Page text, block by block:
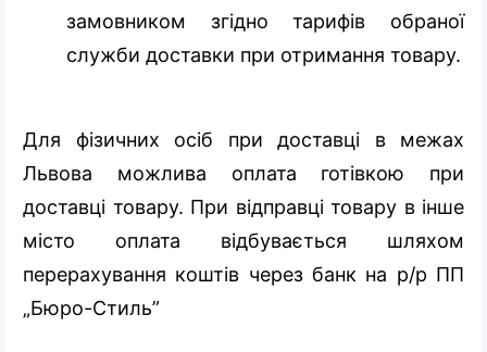
замовником згідно тарифів обраної
служби доставки при отримання товару.
Для фізичних осіб при доставці в межах
Львова можлива оплата готівкою при
доставці товару. При відправці товару в інше
місто оплата відбувається шляхом
перерахування коштів через банк на р/р ПП
„Бюро-Стиль”